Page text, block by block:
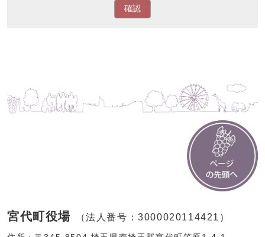
確認
宮代町役場 （法人番号：3000020114421）